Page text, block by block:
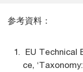
参考資料：
EU Technical
ce,